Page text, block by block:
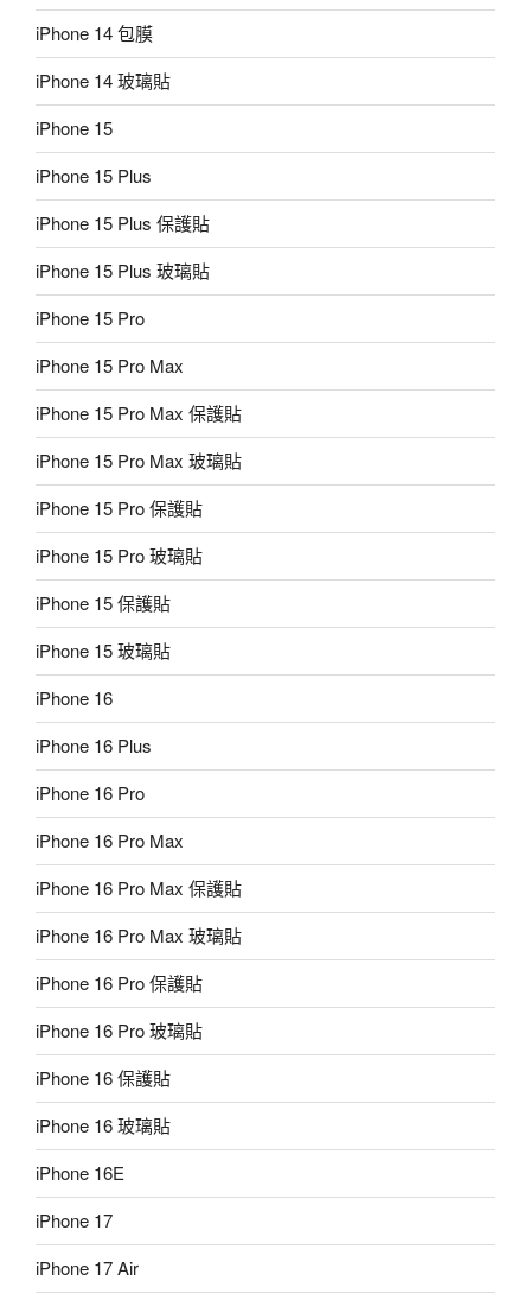
iPhone 14 包膜
iPhone 14 玻璃貼
iPhone 15
iPhone 15 Plus
iPhone 15 Plus 保護貼
iPhone 15 Plus 玻璃貼
iPhone 15 Pro
iPhone 15 Pro Max
iPhone 15 Pro Max 保護貼
iPhone 15 Pro Max 玻璃貼
iPhone 15 Pro 保護貼
iPhone 15 Pro 玻璃貼
iPhone 15 保護貼
iPhone 15 玻璃貼
iPhone 16
iPhone 16 Plus
iPhone 16 Pro
iPhone 16 Pro Max
iPhone 16 Pro Max 保護貼
iPhone 16 Pro Max 玻璃貼
iPhone 16 Pro 保護貼
iPhone 16 Pro 玻璃貼
iPhone 16 保護貼
iPhone 16 玻璃貼
iPhone 16E
iPhone 17
iPhone 17 Air